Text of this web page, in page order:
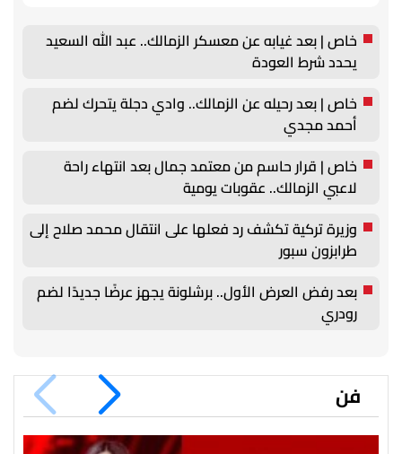
خاص | بعد غيابه عن معسكر الزمالك.. عبد الله السعيد
يحدد شرط العودة
خاص | بعد رحيله عن الزمالك.. وادي دجلة يتحرك لضم
أحمد مجدي
خاص | قرار حاسم من معتمد جمال بعد انتهاء راحة
لاعبي الزمالك.. عقوبات يومية
وزيرة تركية تكشف رد فعلها على انتقال محمد صلاح إلى
طرابزون سبور
بعد رفض العرض الأول.. برشلونة يجهز عرضًا جديدًا لضم
رودري
فن